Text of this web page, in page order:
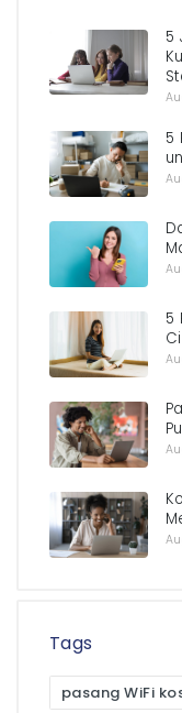
5
5
5
Tags
pasang WiFi